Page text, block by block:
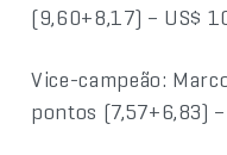
(9,60+8,17) – US$
Vice-campeão:
pontos (7,57+6,83)